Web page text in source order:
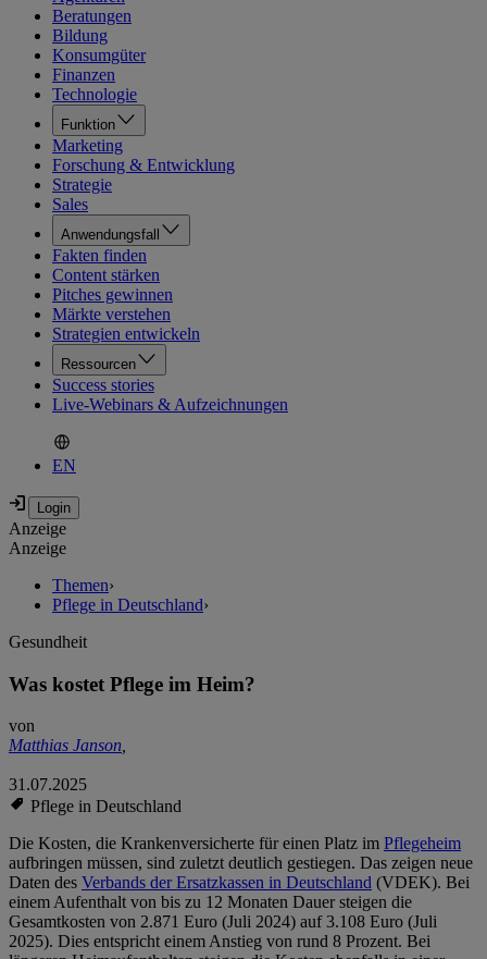
Beratungen
Bildung
Konsumgüter
Finanzen
Technologie
Funktion
Marketing
Forschung & Entwicklung
Strategie
Sales
Anwendungsfall
Fakten finden
Content stärken
Pitches gewinnen
Märkte verstehen
Strategien entwickeln
Ressourcen
Success stories
Live-Webinars & Aufzeichnungen
EN
Anzeige
Anzeige
Themen›
Pflege in Deutschland›
Gesundheit
Was kostet Pflege im Heim?
von
Matthias Janson,
31.07.2025
Pflege in Deutschland
Die Kosten, die Krankenversicherte für einen Platz im Pflegeheim
aufbringen müssen, sind zuletzt deutlich gestiegen. Das zeigen neue
Daten des Verbands der Ersatzkassen in Deutschland (VDEK). Bei
einem Aufenthalt von bis zu 12 Monaten Dauer steigen die
Gesamtkosten von 2.871 Euro (Juli 2024) auf 3.108 Euro (Juli
2025). Dies entspricht einem Anstieg von rund 8 Prozent. Bei